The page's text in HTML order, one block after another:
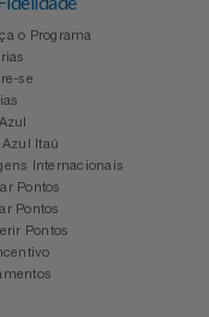
o Programa
se
Azul Itaú
Internacionais
Pontos
Pontos
Pontos